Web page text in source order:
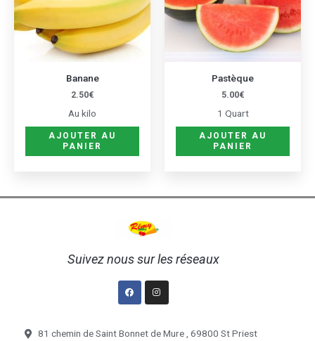
Banane
2.50€
Au kilo
AJOUTER AU
PANIER
Pastèque
5.00€
1 Quart
AJOUTER AU
PANIER
Suivez nous sur les réseaux
FacebookInstagram
81 chemin de Saint Bonnet de Mure , 69800 St Priest